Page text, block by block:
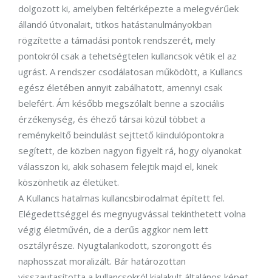
dolgozott ki, amelyben feltérképezte a melegvérűek
állandó útvonalait, titkos hatástanulmányokban
rögzítette a támadási pontok rendszerét, mely
pontokról csak a tehetségtelen kullancsok vétik el az
ugrást. A rendszer csodálatosan működött, a Kullancs
egész életében annyit zabálhatott, amennyi csak
belefért. Ám később megszólalt benne a szociális
érzékenység, és éhező társai közül többet a
reménykeltő beindulást sejttető kiindulópontokra
segített, de közben nagyon figyelt rá, hogy olyanokat
válasszon ki, akik sohasem felejtik majd el, kinek
köszönhetik az életüket.
A Kullancs hatalmas kullancsbirodalmat épített fel.
Elégedettséggel és megnyugvással tekinthetett volna
végig életművén, de a derűs aggkor nem lett
osztályrésze. Nyugtalankodott, szorongott és
naphosszat moralizált. Bár határozottan